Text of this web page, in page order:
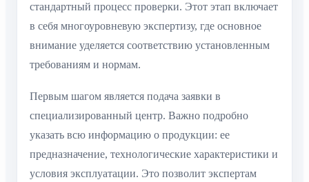
стандартный процесс проверки. Этот этап включает
в себя многоуровневую экспертизу, где основное
внимание уделяется соответствию установленным
требованиям и нормам.
Первым шагом является подача заявки в
специализированный центр. Важно подробно
указать всю информацию о продукции: ее
предназначение, технологические характеристики и
условия эксплуатации. Это позволит экспертам